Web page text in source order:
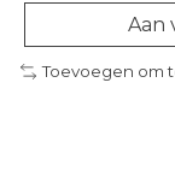
Aan
Toevoegen om